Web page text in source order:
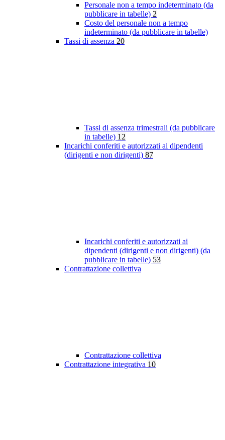
Personale non a tempo indeterminato (da
pubblicare in tabelle) 2
Costo del personale non a tempo
indeterminato (da pubblicare in tabelle)
Tassi di assenza 20
Tassi di assenza trimestrali (da pubblicare
in tabelle) 12
Incarichi conferiti e autorizzati ai dipendenti
(dirigenti e non dirigenti) 87
Incarichi conferiti e autorizzati ai
dipendenti (dirigenti e non dirigenti) (da
pubblicare in tabelle) 53
Contrattazione collettiva
Contrattazione collettiva
Contrattazione integrativa 10